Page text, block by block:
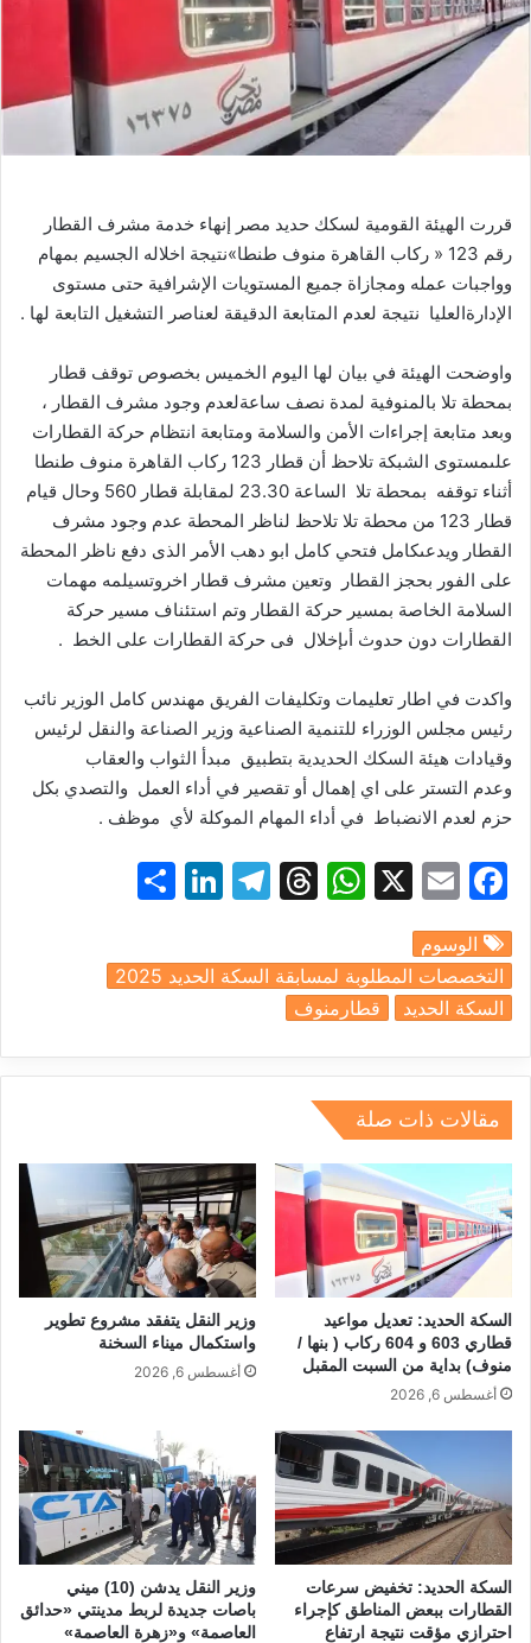
د
إ
ل
ت
قررت الهيئة القومية لسكك حديد مصر إنهاء خدمة مشرف القطار
رقم
ركاب القاهرة منوف طنطا»نتيجة اخلاله الجسيم بمهام
وواجبات عمله ومجازاة جميع المستويات الإشرافية حتى مستوى
الإدارةالعليا نتيجة لعدم المتابعة الدقيقة لعناصر التشغيل التابعة لها .
واوضحت الهيئة في بيان لها اليوم الخميس بخصوص توقف قطار
بمحطة تلا بالمنوفية لمدة نصف ساعةلعدم وجود مشرف القطار ،
وبعد متابعة إجراءات الأمن والسلامة ومتابعة انتظام حركة القطارات
علىمستوى الشبكة تلاحظ أن قطار ركاب القاهرة منوف طنطا
أثناء توقفه بمحطة تلا الساعة لمقابلة قطار وحال قيام
قطار
من محطة تلا تلاحظ لناظر المحطة عدم وجود مشرف
القطار ويدعىكامل فتحي كامل ابو دهب الأمر الذى دفع ناظر المحطة
على الفور بحجز القطار وتعين مشرف قطار اخر وتسيلمه مهمات
السلامة الخاصة بمسير حركة القطار وتم استئناف مسير حركة
القطارات دون حدوث أىإخلال فى حركة القطارات على الخط .
واكدت في اطار تعليمات وتكليفات الفريق مهندس كامل الوزير نائب
رئيس مجلس الوزراء للتنمية الصناعية وزير الصناعة والنقل لرئيس
وقيادات هيئة السكك الحديدية بتطبيق مبدأ الثواب والعقاب
وعدم التستر على اي إهمال أو تقصير في أداء العمل والتصدي بكل
حزم لعدم الانضباط في أداء المهام الموكلة لأي موظف .
F
a
c
e
b
o
o
k
E
m
ai
l
X
W
at
s
A
p
p
T
e
a
s
T
e
gr
m
Li
k
e
n
ar
e
الوسوم
التخصصات المطلوبة لمسابقة السكة الحديد 2025
السكة الحديد
قطارمنوف
مقالات ذات صلة
السكة الحديد: تعديل مواعيد
قطاري 603 و 604 ركاب ( بنها /
منوف) بداية من السبت المقبل
أغسطس 6, 2026
وزير النقل يتفقد مشروع تطوير
واستكمال ميناء السخنة
أغسطس 6, 2026
السكة الحديد: تخفيض سرعات
القطارات ببعض المناطق كإجراء
احترازي مؤقت نتيجة ارتفاع
وزير النقل يدشن (10) ميني
باصات جديدة لربط مدينتي «حدائق
العاصمة» و«زهرة العاصمة»